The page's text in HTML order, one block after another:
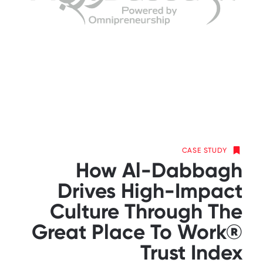
CASE STUDY
How Al-Dabbagh
Drives High-Impact
Culture Through The
Great Place To Work®
Trust Index